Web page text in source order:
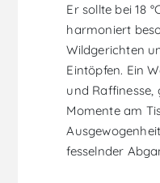
Er sollte bei 18
harmoniert
Wildgerichten
Eintöpfen. Ein
und
Momente am
fesselnder